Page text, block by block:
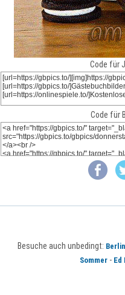
Code für
Code für
Besuche auch unbedingt: Berlin
Sommer - Ed